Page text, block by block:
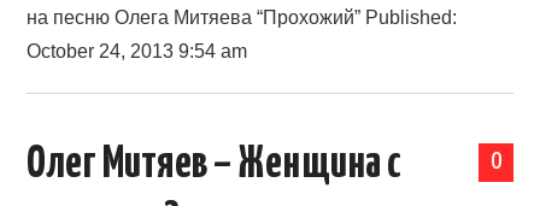
на песню Олега Митяева “Прохожий” Published:
October 24, 2013 9:54 am
0
Олег Митяев – Женщина с